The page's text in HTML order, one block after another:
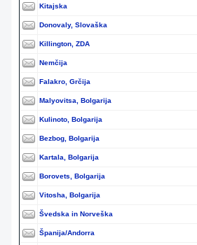
Kitajska
Donovaly, Slovaška
Killington, ZDA
Nemčija
Falakro, Grčija
Malyovitsa, Bolgarija
Kulinoto, Bolgarija
Bezbog, Bolgarija
Kartala, Bolgarija
Borovets, Bolgarija
Vitosha, Bolgarija
Švedska in Norveška
Španija/Andorra